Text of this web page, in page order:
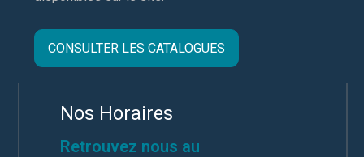
CONSULTER LES CATALOGUES
Nos Horaires
Retrouvez nous au